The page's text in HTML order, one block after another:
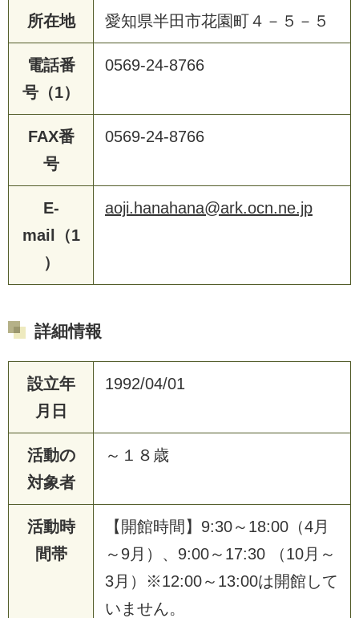
所在地 愛知県半田市花園町４－５－５
電話番
号（1）
0569-24-8766
FAX番
号
0569-24-8766
E-
mail（1
）
aoji.hanahana@ark.ocn.ne.jp
詳細情報
設立年
月日
1992/04/01
活動の
対象者
～１８歳
活動時
間帯
【開館時間】9:30～18:00（4月
～9月）、9:00～17:30 （10月～
3月）※12:00～13:00は開館して
いません。